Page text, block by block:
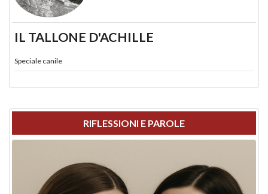
IL TALLONE D'ACHILLE
Speciale canile
RIFLESSIONI E PAROLE